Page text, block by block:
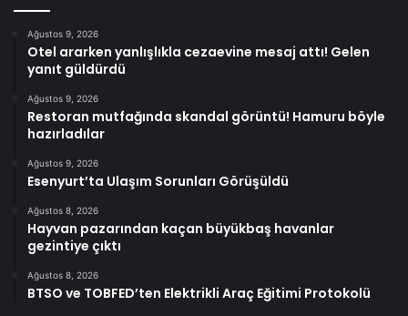
Ağustos 9, 2026
Otel ararken yanlışlıkla cezaevine mesaj attı! Gelen
yanıt güldürdü
Ağustos 9, 2026
Restoran mutfağında skandal görüntü! Hamuru böyle
hazırladılar
Ağustos 9, 2026
Esenyurt’ta Ulaşım Sorunları Görüşüldü
Ağustos 8, 2026
Hayvan pazarından kaçan büyükbaş havanlar
gezintiye çıktı
Ağustos 8, 2026
BTSO ve TOBFED’ten Elektrikli Araç Eğitimi Protokolü